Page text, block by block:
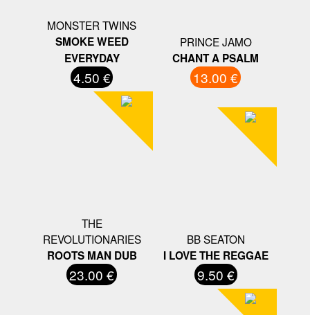
MONSTER TWINS
SMOKE WEED
EVERYDAY
4.50 €
PRINCE JAMO
CHANT A PSALM
13.00 €
THE
REVOLUTIONARIES
ROOTS MAN DUB
23.00 €
BB SEATON
I LOVE THE REGGAE
9.50 €